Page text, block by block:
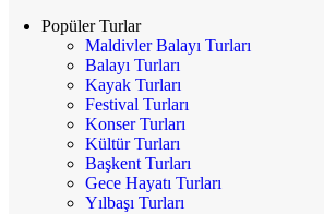
Popüler Turlar
Maldivler Balayı Turları
Balayı Turları
Kayak Turları
Festival Turları
Konser Turları
Kültür Turları
Başkent Turları
Gece Hayatı Turları
Yılbaşı Turları